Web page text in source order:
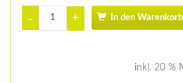
– + In den Warenkorb
inkl. 20 %